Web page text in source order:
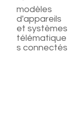
modèles
d'appareils
et systèmes
télématique
s connectés